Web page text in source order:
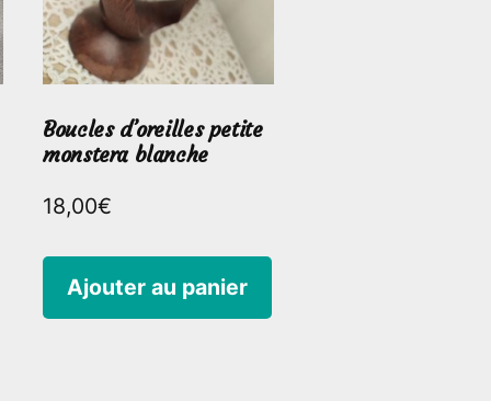
Boucles d’oreilles petite
monstera blanche
18,00€
Ajouter au panier